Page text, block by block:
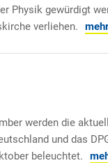
Physik gewürdigt
verliehen.
werden die
und das
beleuchtet.